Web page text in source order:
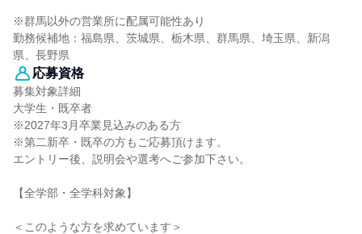
※群馬以外の営業所に配属可能性あり
勤務候補地：福島県、茨城県、栃木県、群馬県、埼玉県、新潟
県、長野県
応募資格
募集対象詳細
大学生・既卒者
※2027年3月卒業見込みのある方
※第二新卒・既卒の方もご応募頂けます。
エントリー後、説明会や選考へご参加下さい。
【全学部・全学科対象】
＜このような方を求めています＞